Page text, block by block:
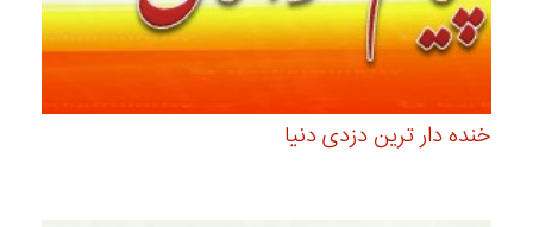
خنده دار ترین دزدی دنیا